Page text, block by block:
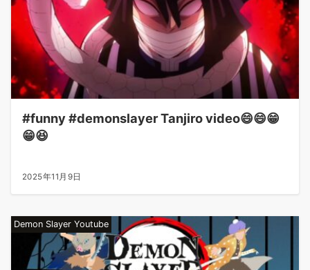
#funny #demonslayer Tanjiro video😄😄😁
😁😆
2025年11月9日
Demon Slayer Youtube